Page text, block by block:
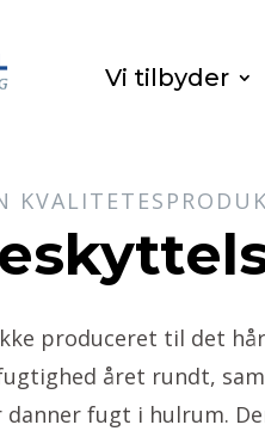
Vi tilbyder
produceret til det
året rundt,
fugt i hulrum.